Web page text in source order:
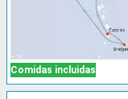
Comidas incluidas